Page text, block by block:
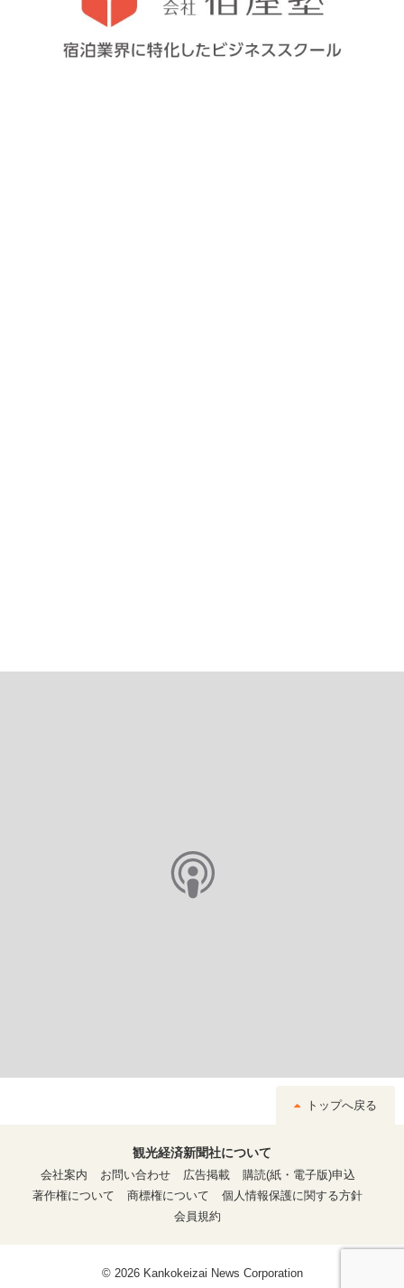
トップへ戻る
観光経済新聞社について
会社案内
お問い合わせ 広告掲載
購読(紙・電子版)申込
著作権について
商標権について
個人情報保護に関する方針
会員規約
© 2026 Kankokeizai News Corporation